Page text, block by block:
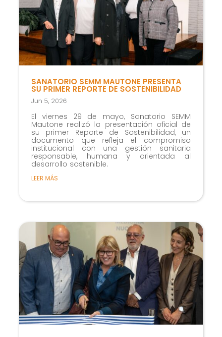
SANATORIO SEMM MAUTONE PRESENTA
SU PRIMER REPORTE DE SOSTENIBILIDAD
Jun 5, 2026
El viernes 29 de mayo, Sanatorio SEMM
Mautone realizó la presentación oficial de
su primer Reporte de Sostenibilidad, un
documento que refleja el compromiso
institucional con una gestión sanitaria
responsable, humana y orientada al
desarrollo sostenible.
LEER MÁS